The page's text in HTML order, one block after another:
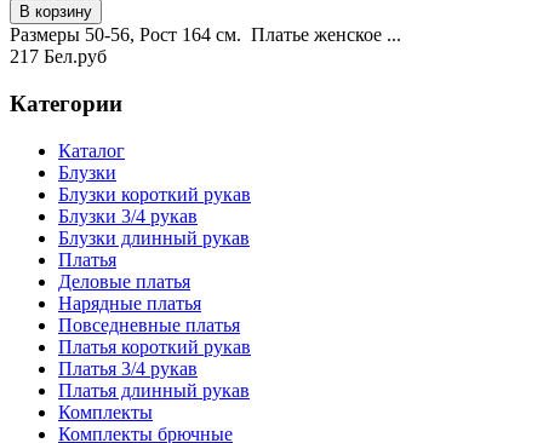
Размеры 50-56, Рост 164 см. Платье женское ...
217 Бел.руб
Категории
Каталог
Блузки
Блузки короткий рукав
Блузки 3/4 рукав
Блузки длинный рукав
Платья
Деловые платья
Нарядные платья
Повседневные платья
Платья короткий рукав
Платья 3/4 рукав
Платья длинный рукав
Комплекты
Комплекты брючные